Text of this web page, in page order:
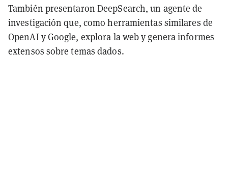
También presentaron DeepSearch, un agente de
investigación que, como herramientas similares de
OpenAI y Google, explora la web y genera informes
extensos sobre temas dados.